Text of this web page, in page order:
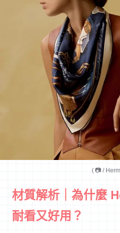
( 📷 /
材質解析｜為什麼
耐看又好用？